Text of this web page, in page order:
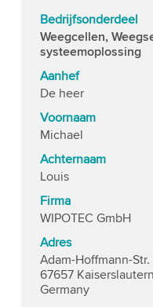
Bedrijfsonderdeel
Weegcellen,
systeemoplossing
Aanhef
De heer
Voornaam
Michael
Achternaam
Louis
Firma
WIPOTEC GmbH
Adres
Adam-Hoffmann-
67657 Kaiserslautern
Germany